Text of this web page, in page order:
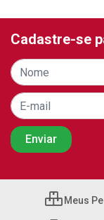
Cadastre-se
Meus